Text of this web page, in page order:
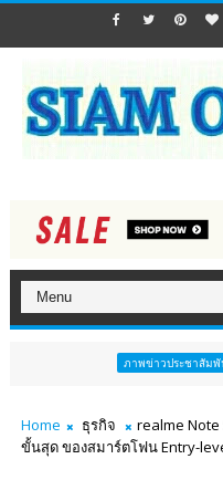
ภาพข่าวประชาสัมพันธ์ ททท.
Home ธุรกิจ
realme
ขั้นสุด ของสมาร์ตโฟน Entry-